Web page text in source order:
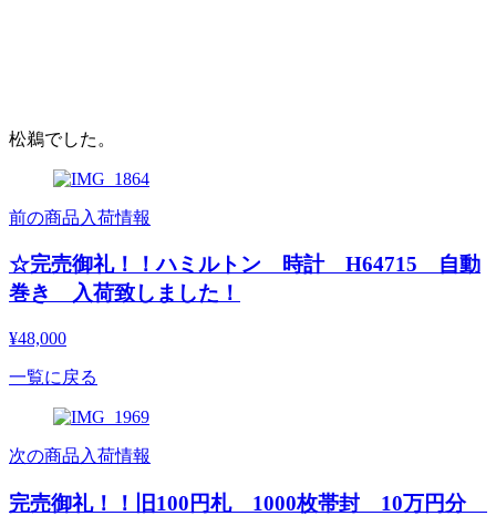
松鵜でした。
前の商品入荷情報
☆完売御礼！！ハミルトン 時計 H64715 自動
巻き 入荷致しました！
¥48,000
一覧に戻る
次の商品入荷情報
完売御礼！！旧100円札 1000枚帯封 10万円分